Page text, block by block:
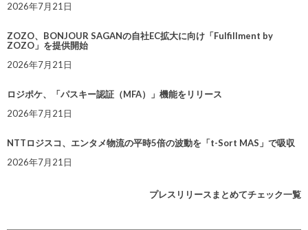
2026年7月21日
ZOZO、BONJOUR SAGANの自社EC拡大に向け「Fulfillment by
ZOZO」を提供開始
2026年7月21日
ロジポケ、「パスキー認証（MFA）」機能をリリース
2026年7月21日
NTTロジスコ、エンタメ物流の平時5倍の波動を「t-Sort MAS」で吸収
2026年7月21日
プレスリリースまとめてチェック一覧